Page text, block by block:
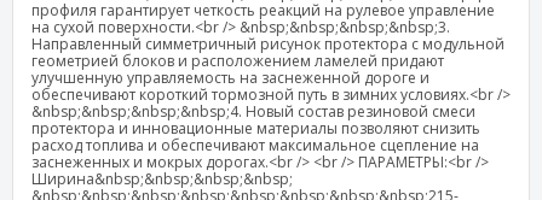
профиля гарантирует четкость реакций на рулевое управление
на сухой поверхности.<br /> &nbsp;&nbsp;&nbsp;&nbsp;3.
Направленный симметричный рисунок протектора с модульной
геометрией блоков и расположением ламелей придают
улучшенную управляемость на заснеженной дороге и
обеспечивают короткий тормозной путь в зимних условиях.<br />
&nbsp;&nbsp;&nbsp;&nbsp;4. Новый состав резиновой смеси
протектора и инновационные материалы позволяют снизить
расход топлива и обеспечивают максимальное сцепление на
заснеженных и мокрых дорогах.<br /> <br /> ПАРАМЕТРЫ:<br />
Ширина&nbsp;&nbsp;&nbsp;&nbsp;
&nbsp;&nbsp;&nbsp;&nbsp;&nbsp;&nbsp;&nbsp;&nbsp;215-